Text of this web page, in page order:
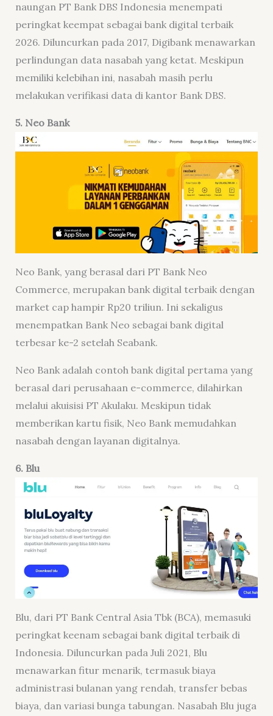
naungan PT Bank DBS Indonesia menempati
peringkat keempat sebagai bank digital terbaik
2026. Diluncurkan pada 2017, Digibank menawarkan
perlindungan data nasabah yang ketat. Meskipun
memiliki kelebihan ini, nasabah masih perlu
melakukan verifikasi data di kantor Bank DBS.
5. Neo Bank
Neo Bank, yang berasal dari PT Bank Neo
Commerce, merupakan bank digital terbaik dengan
market cap hampir Rp20 triliun. Ini sekaligus
menempatkan Bank Neo sebagai bank digital
terbesar ke-2 setelah Seabank.
Neo Bank adalah contoh bank digital pertama yang
berasal dari perusahaan e-commerce, dilahirkan
melalui akuisisi PT Akulaku. Meskipun tidak
memberikan kartu fisik, Neo Bank memudahkan
nasabah dengan layanan digitalnya.
6. Blu
Blu, dari PT Bank Central Asia Tbk (BCA), memasuki
peringkat keenam sebagai bank digital terbaik di
Indonesia. Diluncurkan pada Juli 2021, Blu
menawarkan fitur menarik, termasuk biaya
administrasi bulanan yang rendah, transfer bebas
biaya, dan variasi bunga tabungan. Nasabah Blu juga